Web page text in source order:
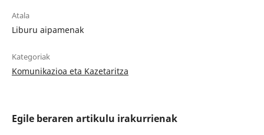
Atala
Liburu aipamenak
Kategoriak
Komunikazioa eta Kazetaritza
Egile beraren artikulu irakurrienak